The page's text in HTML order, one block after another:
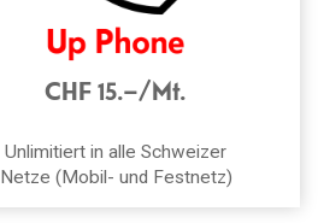
CHF 15.–/Mt.
Unlimitiert in alle Schweizer
Netze (Mobil- und Festnetz)